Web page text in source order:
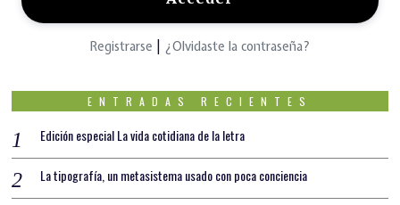
Registrarse ¿Olvidaste la contraseña?
ENTRADAS RECIENTES
Edición especial La vida cotidiana de la letra
La tipografía, un metasistema usado con poca conciencia